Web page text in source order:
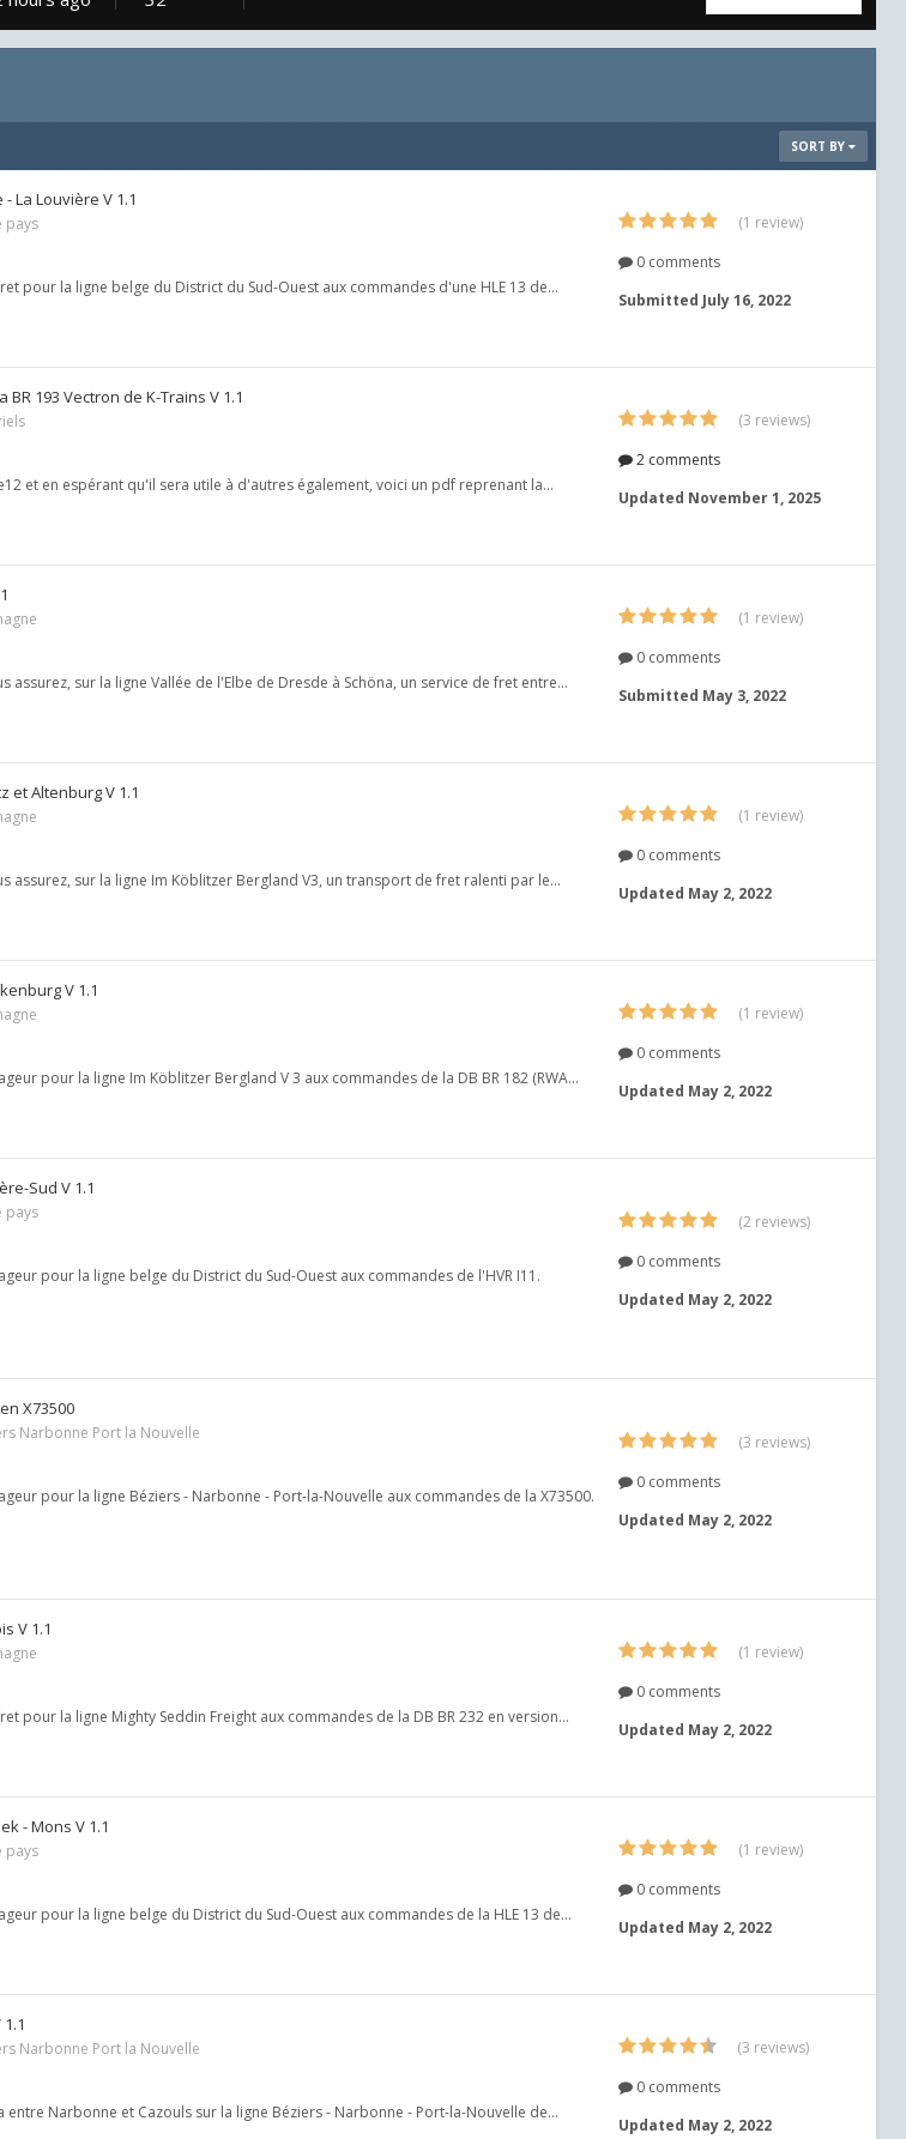
SORT BY
La Louvière V 1.1
pays
pour la ligne belge du District du Sud-Ouest aux commandes d'une HLE 13 de...
(1 review)
0 comments
Submitted July 16, 2022
193 Vectron de K-Trains V 1.1
et en espérant qu'il sera utile à d'autres également, voici un pdf reprenant la...
(3 reviews)
2 comments
Updated November 1, 2025
assurez, sur la ligne Vallée de l'Elbe de Dresde à Schöna, un service de fret entre...
(1 review)
0 comments
Submitted May 3, 2022
et Altenburg V 1.1
assurez, sur la ligne Im Köblitzer Bergland V3, un transport de fret ralenti par le...
(1 review)
0 comments
Updated May 2, 2022
V 1.1
pour la ligne Im Köblitzer Bergland V 3 aux commandes de la DB BR 182 (RWA...
(1 review)
0 comments
Updated May 2, 2022
Sud V 1.1
pays
pour la ligne belge du District du Sud-Ouest aux commandes de l'HVR I11.
(2 reviews)
0 comments
Updated May 2, 2022
X73500
Narbonne Port la Nouvelle
pour la ligne Béziers - Narbonne - Port-la-Nouvelle aux commandes de la X73500.
(3 reviews)
0 comments
Updated May 2, 2022
V 1.1
pour la ligne Mighty Seddin Freight aux commandes de la DB BR 232 en version...
(1 review)
0 comments
Updated May 2, 2022
- Mons V 1.1
pays
pour la ligne belge du District du Sud-Ouest aux commandes de la HLE 13 de...
(1 review)
0 comments
Updated May 2, 2022
Narbonne Port la Nouvelle
entre Narbonne et Cazouls sur la ligne Béziers - Narbonne - Port-la-Nouvelle de...
(3 reviews)
0 comments
Updated May 2, 2022